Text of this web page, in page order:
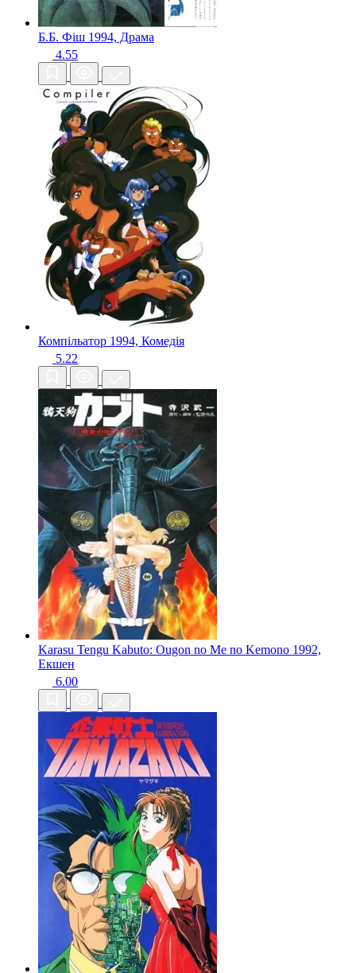
Б.Б. Фіш 1994, Драма
4.55
Компільатор 1994, Комедія
5.22
Karasu Tengu Kabuto: Ougon no Me no Kemono 1992,
Екшен
6.00